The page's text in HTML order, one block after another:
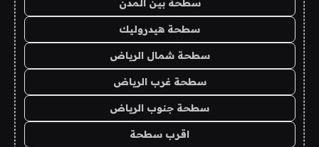
سطحة بين المدن
سطحة هيدروليك
سطحة شمال الرياض
سطحة غرب الرياض
سطحة جنوب الرياض
اقرب سطحة